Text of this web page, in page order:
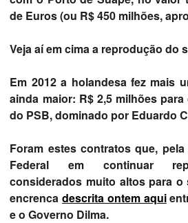
de Euros (ou R$ 450 milhões,
Veja aí em cima a reprodução do
Em 2012 a holandesa fez mais
ainda maior: R$ 2,5 milhões
do PSB, dominado por Eduardo
Foram estes contratos que,
Federal em continuar
considerados muito altos para
encrencadescrita ontem aqui
e o Governo Dilma.